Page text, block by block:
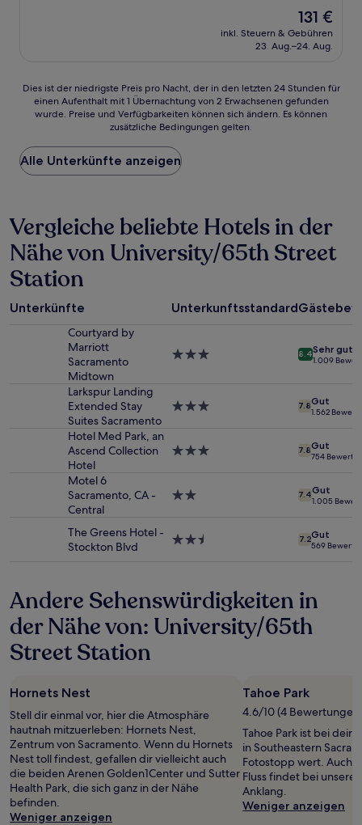
Der
Preis
beträgt
131 €
inkl. Steuern & Gebühren
23. Aug.–24. Aug.
Dies
der
Preis
pro
Nacht,
den
letzten
24 Stunden
für
einen
mit
2 Erwachsenen
gefunden
Verfügbarkeiten
zusätzliche
Bedingungen
Dies ist der niedrigste Preis pro Nacht, der in den letzten 24 Stunden für
einen Aufenthalt mit 1 Übernachtung von 2 Erwachsenen gefunden
wurde. Preise und Verfügbarkeiten können sich ändern. Es können
zusätzliche Bedingungen gelten.
Alle Unterkünfte anzeigen
Vergleiche beliebte Hotels in der
Nähe von University/65th Street
Station
Unterkünfte Unterkunftsstandard
Courtyard by
Marriott
Sacramento
Midtown
3.0-
8.4Sehr gut
1.009
Larkspur Landing
Extended Stay
Suites Sacramento
3.0-
7.8Gut
1.562
Hotel Med Park, an
Ascend Collection
Hotel
3.0-
7.8Gut
754
Motel 6
Sacramento, CA -
Central
2.0-
7.4Gut
1.005
The Greens Hotel -
Stockton Blvd
2.5-
7.2Gut
569
Andere Sehenswürdigkeiten in
der Nähe von: University/65th
Street Station
Hornets Nest
Stell dir einmal vor, hier die Atmosphäre
hautnah mitzuerleben: Hornets Nest,
Zentrum von Sacramento. Wenn du Hornets
Nest toll findest, gefallen dir vielleicht auch
die beiden Arenen Golden1Center und Sutter
Health Park, die sich ganz in der Nähe
befinden.
Weniger anzeigen
Tahoe Park
4.6/10 (4 Bewertungen)
Tahoe Park ist bei
in Southeastern
Fotostopp wert. Auch
Fluss findet bei
Anklang.
Weniger anzeigen